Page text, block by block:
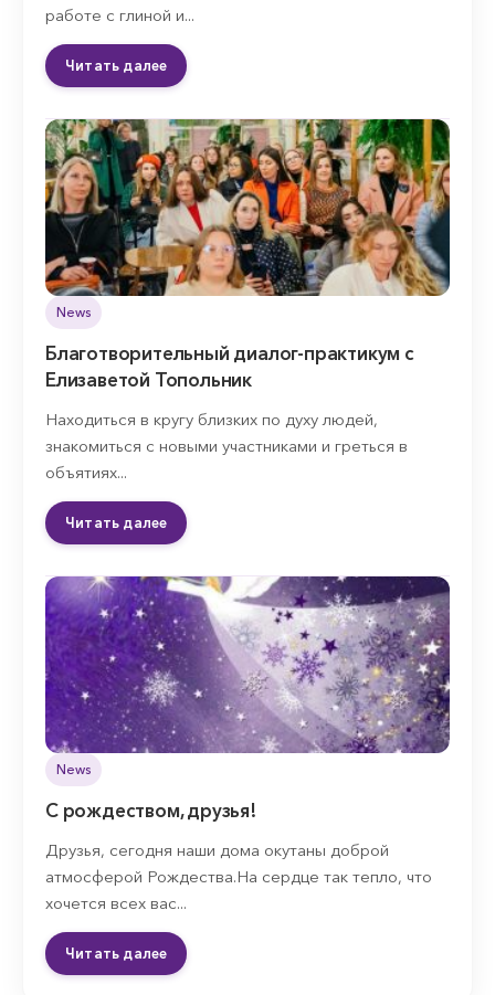
работе с глиной и...
Читать далее
News
Благотворительный диалог-практикум с
Елизаветой Топольник
Находиться в кругу близких по духу людей,
знакомиться с новыми участниками и греться в
объятиях...
Читать далее
News
С рождеством, друзья!
Друзья, сегодня наши дома окутаны доброй
атмосферой Рождества.На сердце так тепло, что
хочется всех вас...
Читать далее